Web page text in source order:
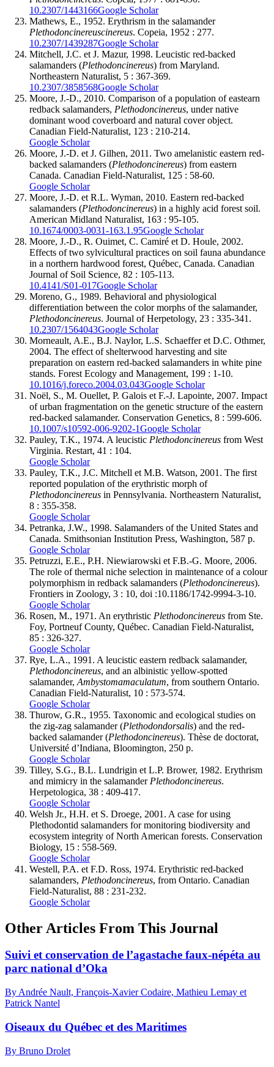
10.2307/1443166Google Scholar
Mathews, E., 1952. Erythrism in the salamander
Plethodoncinereuscinereus. Copeia, 1952 : 277.
10.2307/1439287Google Scholar
Mitchell, J.C. et J. Mazur, 1998. Leucistic red-backed
salamanders (Plethodoncinereus) from Maryland.
Northeastern Naturalist, 5 : 367-369.
10.2307/3858568Google Scholar
Moore, J.-D., 2010. Comparison of a population of eastearn
redback salamanders, Plethodoncinereus, under native
dominant wood coverboard and natural cover object.
Canadian Field-Naturalist, 123 : 210-214.
Google Scholar
Moore, J.-D. et J. Gilhen, 2011. Two amelanistic eastern red-
backed salamanders (Plethodoncinereus) from eastern
Canada. Canadian Field-Naturalist, 125 : 58-60.
Google Scholar
Moore, J.-D. et R.L. Wyman, 2010. Eastern red-backed
salamanders (Plethodoncinereus) in a highly acid forest soil.
American Midland Naturalist, 163 : 95-105.
10.1674/0003-0031-163.1.95Google Scholar
Moore, J.-D., R. Ouimet, C. Camiré et D. Houle, 2002.
Effects of two sylvicultural practices on soil fauna abundance
in a northern hardwood forest, Québec, Canada. Canadian
Journal of Soil Science, 82 : 105-113.
10.4141/S01-017Google Scholar
Moreno, G., 1989. Behavioral and physiological
differentiation between the color morphs of the salamander,
Plethodoncinereus. Journal of Herpetology, 23 : 335-341.
10.2307/1564043Google Scholar
Morneault, A.E., B.J. Naylor, L.S. Schaefferet D.C. Othmer,
2004. The effect of shelterwood harvesting and site
preparation on eastern red-backed salamanders in white pine
stands. Forest Ecology and Management, 199 : 1-10.
10.1016/j.foreco.2004.03.043Google Scholar
Noël, S., M. Ouellet, P. Galois et F.-J. Lapointe, 2007. Impact
of urban fragmentation on the genetic structure of the eastern
red-backed salamander. Conservation Genetics, 8 : 599-606.
10.1007/s10592-006-9202-1Google Scholar
Pauley, T.K., 1974. A leucistic Plethodoncinereus from West
Virginia. Restart, 41 : 104.
Google Scholar
Pauley, T.K., J.C. Mitchell et M.B. Watson, 2001. The first
reported population of the erythristic morph of
Plethodoncinereus in Pennsylvania. Northeastern Naturalist,
8 : 355-358.
Google Scholar
Petranka, J.W., 1998. Salamanders of the United States and
Canada. Smithsonian Institution Press, Washington, 587 p.
Google Scholar
Petruzzi, E.E., P.H. Niewiarowski et F.B.-G. Moore, 2006.
The role of thermal niche selection in maintenance of a colour
polymorphism in redback salamanders (Plethodoncinereus).
Frontiers in Zoology, 3 : 10, doi :10.1186/1742-9994-3-10.
Google Scholar
Rosen, M., 1971. An erythristic Plethodoncinereus from Ste.
Foy, Portneuf County, Québec. Canadian Field-Naturalist,
85 : 326-327.
Google Scholar
Rye, L.A., 1991. A leucistic eastern redback salamander,
Plethodoncinereus, and an albinistic yellow-spotted
salamander, Ambystomamaculatum, from southern Ontario.
Canadian Field-Naturalist, 10 : 573-574.
Google Scholar
Thurow, G.R., 1955. Taxonomic and ecological studies on
the zig-zag salamander (Plethodondorsalis) and the red-
backed salamander (Plethodoncinereus). Thèse de doctorat,
Université d’Indiana, Bloomington, 250 p.
Google Scholar
Tilley, S.G., B.L. Lundrigin et L.P. Brower, 1982. Erythrism
and mimicry in the salamander Plethodoncinereus.
Herpetologica, 38 : 409-417.
Google Scholar
Welsh Jr., H.H. et S. Droege, 2001. A case for using
Plethodontid salamanders for monitoring biodiversity and
ecosystem integrity of North American forests. Conservation
Biology, 15 : 558-569.
Google Scholar
Westell, P.A. et F.D. Ross, 1974. Erythristic red-backed
salamanders, Plethodoncinereus, from Ontario. Canadian
Field-Naturalist, 88 : 231-232.
Google Scholar
Other Articles From This Journal
Suivi et conservation de l’agastache faux-népéta au
parc national d’Oka
By Andrée Nault, François-Xavier Codaire, Mathieu Lemay et
Patrick Nantel
Oiseaux du Québec et des Maritimes
By Bruno Drolet